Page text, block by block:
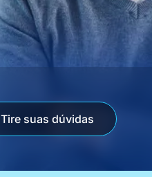
Tire suas dúvidas